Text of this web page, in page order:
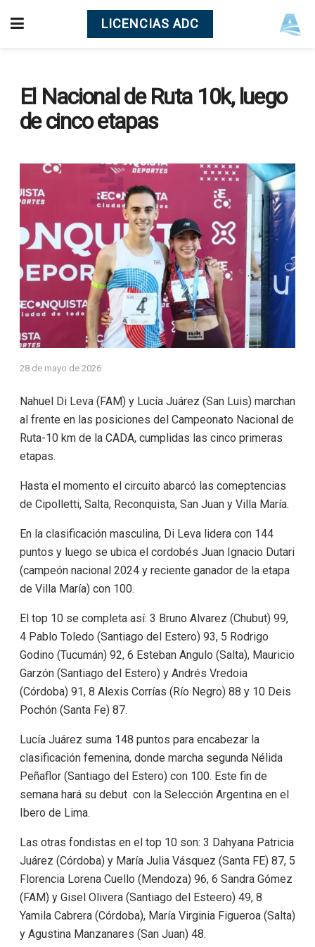
LICENCIAS ADC
El Nacional de Ruta 10k, luego
de cinco etapas
28 de mayo de 2026
Nahuel Di Leva (FAM) y Lucía Juárez (San Luis) marchan
al frente en las posiciones del Campeonato Nacional de
Ruta-10 km de la CADA, cumplidas las cinco primeras
etapas.
Hasta el momento el circuito abarcó las comeptencias
de Cipolletti, Salta, Reconquista, San Juan y Villa María.
En la clasificación masculina, Di Leva lidera con 144
puntos y luego se ubica el cordobés Juan Ignacio Dutari
(campeón nacional 2024 y reciente ganador de la etapa
de Villa María) con 100.
El top 10 se completa así: 3 Bruno Alvarez (Chubut) 99,
4 Pablo Toledo (Santiago del Estero) 93, 5 Rodrigo
Godino (Tucumán) 92, 6 Esteban Angulo (Salta), Mauricio
Garzón (Santiago del Estero) y Andrés Vredoia
(Córdoba) 91, 8 Alexis Corrías (Río Negro) 88 y 10 Deis
Pochón (Santa Fe) 87.
Lucía Juárez suma 148 puntos para encabezar la
clasificación femenina, donde marcha segunda Nélida
Peñaflor (Santiago del Estero) con 100. Este fin de
semana hará su debut con la Selección Argentina en el
Ibero de Lima.
Las otras fondistas en el top 10 son: 3 Dahyana Patricia
Juárez (Córdoba) y María Julia Vásquez (Santa FE) 87, 5
Florencia Lorena Cuello (Mendoza) 96, 6 Sandra Gómez
(FAM) y Gisel Olivera (Santiago del Esteero) 49, 8
Yamila Cabrera (Córdoba), María Virginia Figueroa (Salta)
y Agustina Manzanares (San Juan) 48.